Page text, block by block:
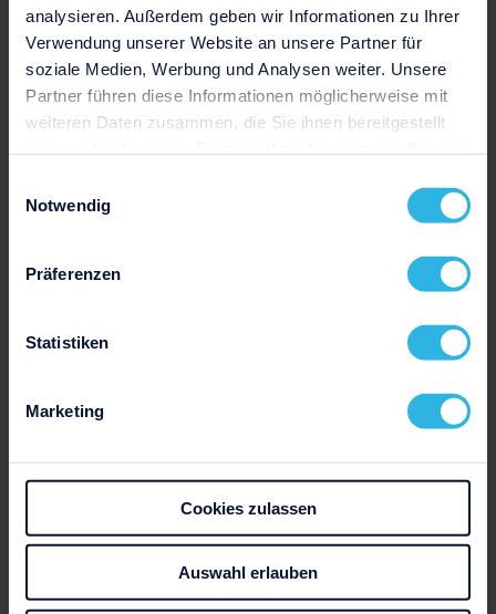
analysieren. Außerdem geben wir Informationen zu Ihrer
Verwendung unserer Website an unsere Partner für
soziale Medien, Werbung und Analysen weiter. Unsere
Partner führen diese Informationen möglicherweise mit
weiteren Daten zusammen, die Sie ihnen bereitgestellt
Notwendig
Präferenzen
Statistiken
Marketing
Cookies zulassen
Auswahl erlauben
Wir sind das kreative Team hinter
Bewerbung.net und deine Ansprechpartner